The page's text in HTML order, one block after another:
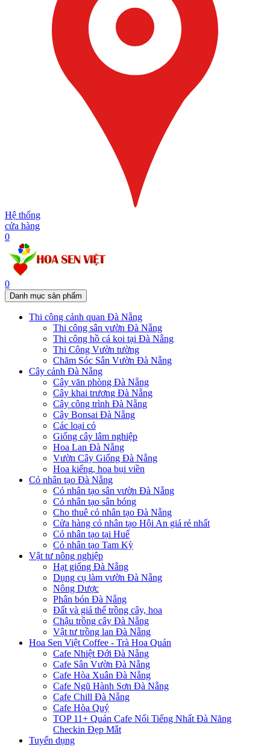
Hệ thống
cửa hàng
0
0
Danh mục sản phẩm
Thi công cảnh quan Đà Nẵng
Thi công sân vườn Đà Nẵng
Thi công hồ cá koi tại Đà Nẵng
Thi Công Vườn tường
Chăm Sóc Sân Vườn Đà Nẵng
Cây cảnh Đà Nẵng
Cây văn phòng Đà Nẵng
Cây khai trương Đà Nẵng
Cây công trình Đà Nẵng
Cây Bonsai Đà Nẵng
Các loại cỏ
Giống cây lâm nghiệp
Hoa Lan Đà Nẵng
Vườn Cây Giống Đà Nẵng
Hoa kiểng, hoa bụi viền
Cỏ nhân tạo Đà Nẵng
Cỏ nhân tạo sân vườn Đà Nẵng
Cỏ nhân tạo sân bóng
Cho thuê cỏ nhân tạo Đà Nẵng
Cửa hàng cỏ nhân tạo Hội An giá rẻ nhất
Cỏ nhân tạo tại Huế
Cỏ nhân tạo Tam Kỳ
Vật tư nông nghiệp
Hạt giống Đà Nẵng
Dụng cụ làm vườn Đà Nẵng
Nông Dược
Phân bón Đà Nẵng
Đất và giá thể trồng cây, hoa
Chậu trồng cây Đà Nẵng
Vật tư trồng lan Đà Nẵng
Hoa Sen Việt Coffee - Trà Hoa Quán
Cafe Nhiệt Đới Đà Nẵng
Cafe Sân Vườn Đà Nẵng
Cafe Hòa Xuân Đà Nẵng
Cafe Ngũ Hành Sơn Đà Nẵng
Cafe Chill Đà Nẵng
Cafe Hòa Quý
TOP 11+ Quán Cafe Nổi Tiếng Nhất Đà Năng
Checkin Đẹp Mắt
Tuyển dụng